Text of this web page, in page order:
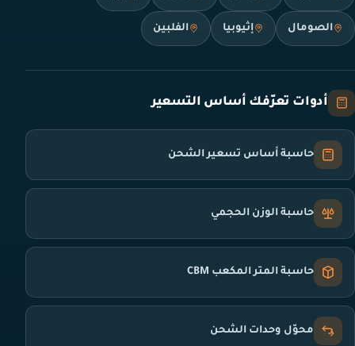
الصومال إثيوبيا الفلبين
أدوات تعرّفك أساس التسعير
حاسبة أساس تسعير الشحن
حاسبة الوزن الحجمي
حاسبة المتر المكعب CBM
محوّل وحدات الشحن